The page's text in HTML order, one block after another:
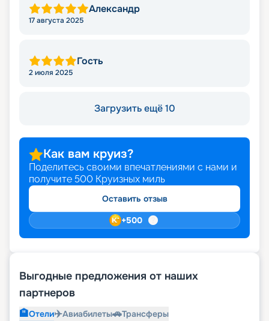
Александр
17 августа 2025
Гость
2 июля 2025
Загрузить ещё 10
Как вам круиз?
Поделитесь своими впечатлениями с нами и
получите 500 Круизных миль
Оставить отзыв
+500
Выгодные предложения от наших
партнеров
🏨Отели✈️Авиабилеты🚗Трансферы